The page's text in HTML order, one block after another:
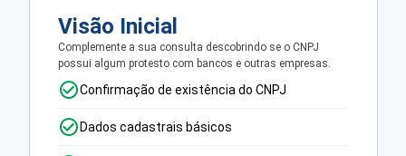
Visão Inicial
Complemente a sua consulta descobrindo se o CNPJ
possui algum protesto com bancos e outras empresas.
Confirmação de existência do CNPJ
Dados cadastrais básicos